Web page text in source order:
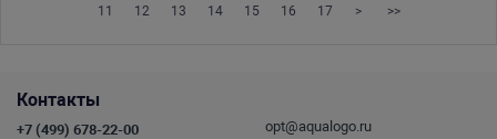
11 12 13 14 15 16 17 > >>
Контакты
+7 (499) 678-22-00
opt@aqualogo.ru